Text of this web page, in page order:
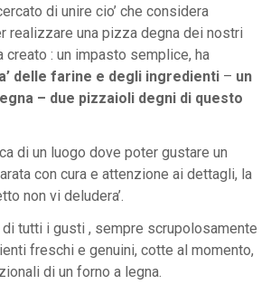
di unire cio’ che considera
realizzare una pizza degna dei nostri
creato : un impasto semplice, ha
delle farine e degli ingredienti – un
– due pizzaioli degni di questo
di un luogo dove poter gustare un
con cura e attenzione ai dettagli, la
non vi deludera’.
tutti i gusti , sempre scrupolosamente
freschi e genuini, cotte al momento,
di un forno a legna.